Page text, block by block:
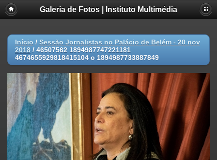
Galeria de Fotos | Instituto Multimédia
Início / Sessão Jornalistas no Palácio de Belém - 20 nov
2018 / 46507562 1894987747221181
4674655929818415104 o 1894987733887849